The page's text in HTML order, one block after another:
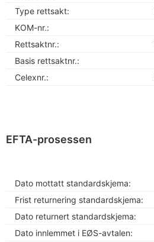
Type rettsakt:
KOM-nr.:
Rettsaktnr.:
Basis rettsaktnr.:
Celexnr.:
EFTA-prosessen
Dato mottatt standardskjema:
Frist returnering standardskjema:
Dato returnert standardskjema:
Dato innlemmet i EØS-avtalen: